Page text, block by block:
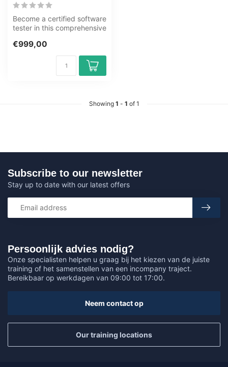
Become a certified software
tester in this comprehensive
€999,00
Showing 1 - 1 of 1
Persoonlijk advies nodig?
Onze specialisten helpen u graag bij het kiezen van de juiste
training of het samenstellen van een incompany traject.
Bereikbaar op werkdagen van 09:00 tot 17:00.
Neem contact op
Our training locations
Subscribe to our newsletter
Stay up to date with our latest offers